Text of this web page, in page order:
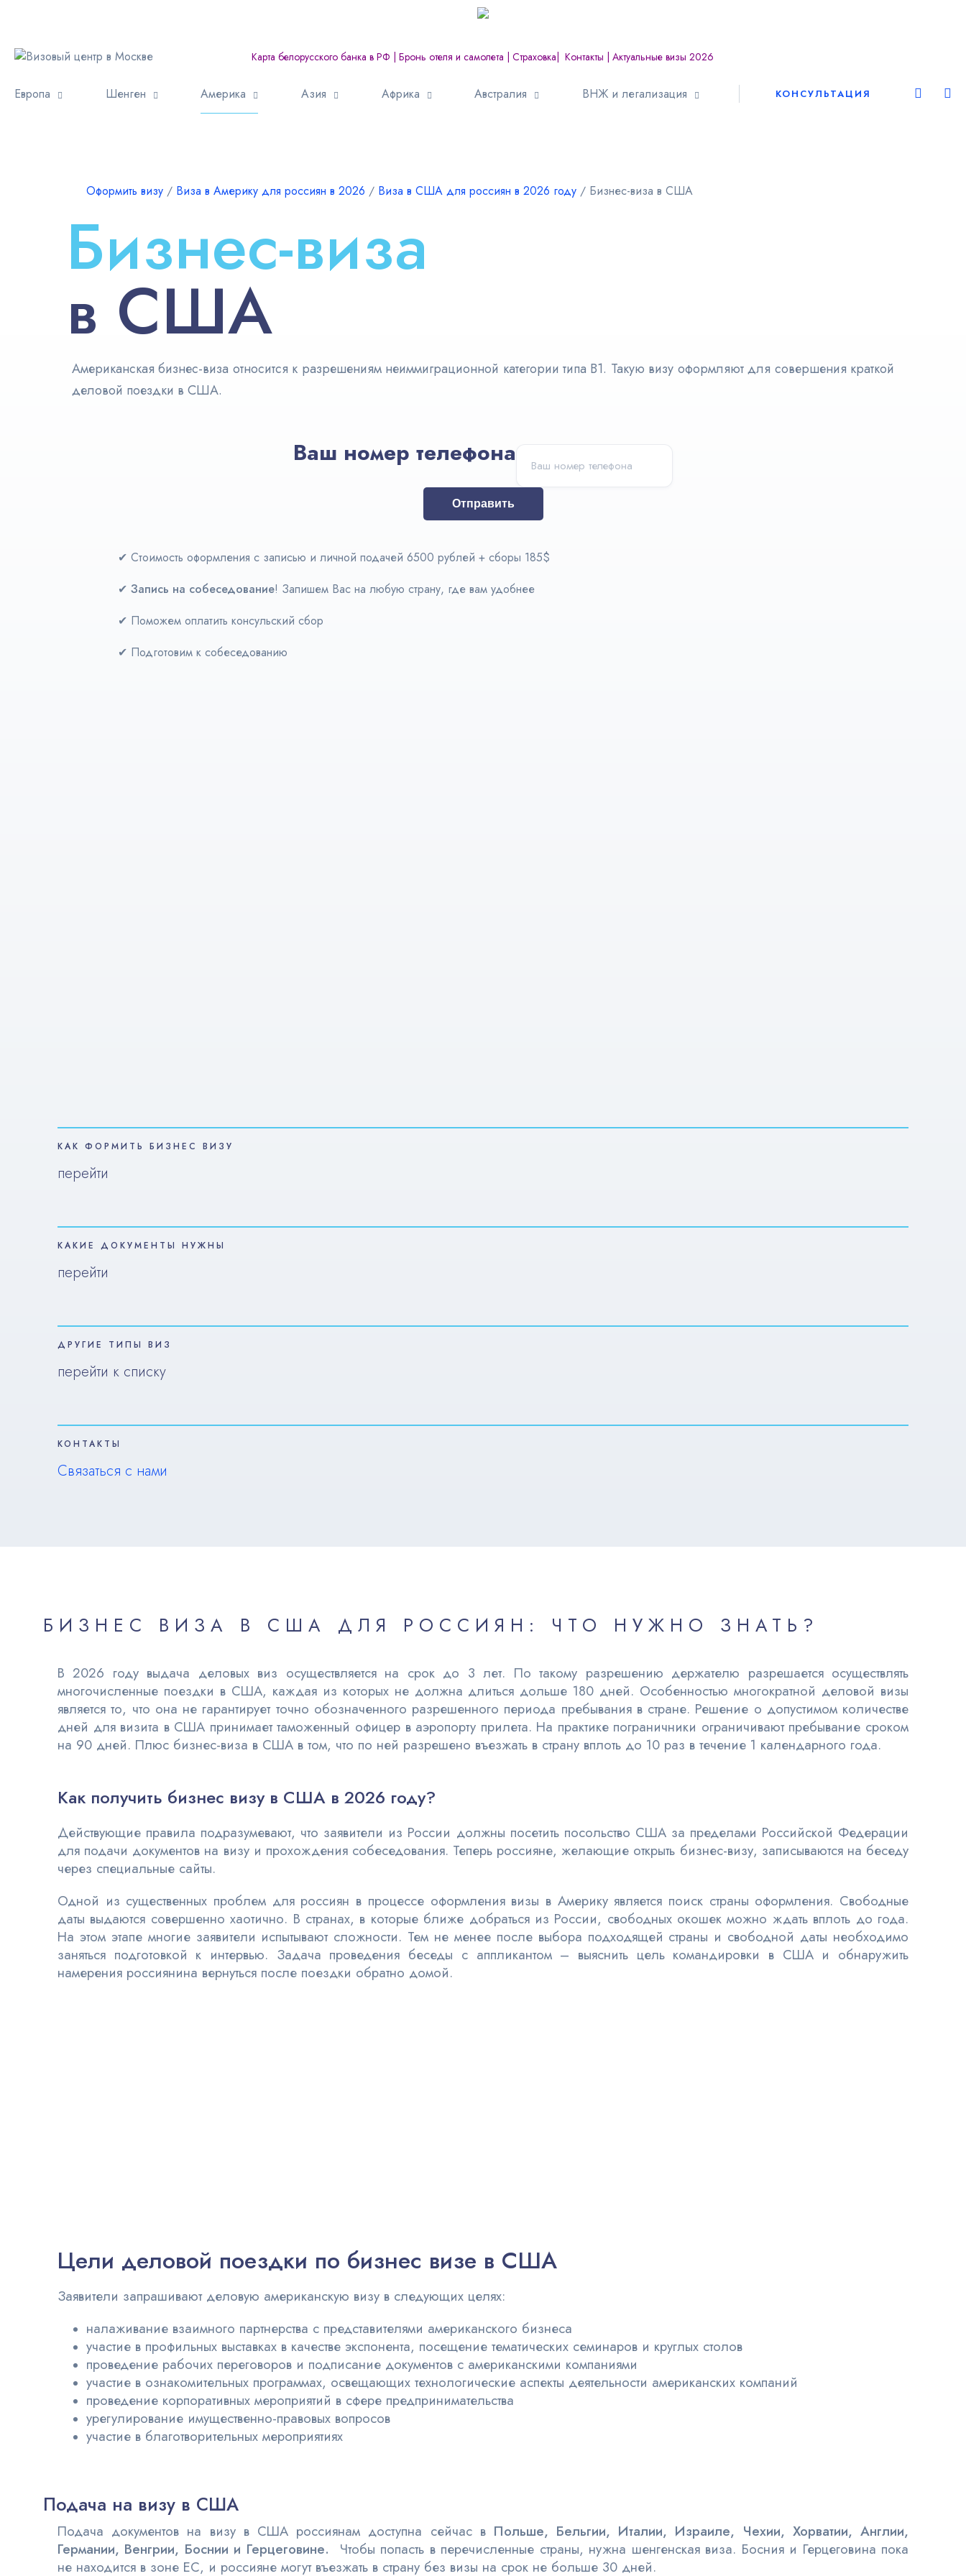
Карта белорусского банка в РФ Бронь отеля и самолета Страховка Контакты Актуальные визы 2026
Европа Шенген Америка Азия Африка Австралия ВНЖ и легализация КОНСУЛЬТАЦИЯ
Оформить визу ∕ Виза в Америку для россиян в 2026 ∕ Виза в США для россиян в 2026 году ∕ Бизнес-виза в США
Бизнес-виза
в США
Американская бизнес-виза относится к разрешениям неиммиграционной категории типа В1. Такую визу оформляют для совершения краткой
деловой поездки в США.
Ваш номер телефона
Отправить
✔ Стоимость оформления с записью и личной подачей 6500 рублей + сборы 185$
✔ Запись на собеседование! Запишем Вас на любую страну, где вам удобнее
✔ Поможем оплатить консульский сбор
✔ Подготовим к собеседованию
КАК ФОРМИТЬ БИЗНЕС ВИЗУ
перейти
КАКИЕ ДОКУМЕНТЫ НУЖНЫ
перейти
ДРУГИЕ ТИПЫ ВИЗ
перейти к списку
КОНТАКТЫ
Связаться с нами
БИЗНЕС ВИЗА В США ДЛЯ РОССИЯН: ЧТО НУЖНО ЗНАТЬ?
В 2026 году выдача деловых виз осуществляется на срок до 3 лет. По такому разрешению держателю разрешается осуществлять
многочисленные поездки в США, каждая из которых не должна длиться дольше 180 дней. Особенностью многократной деловой визы
является то, что она не гарантирует точно обозначенного разрешенного периода пребывания в стране. Решение о допустимом количестве
дней для визита в США принимает таможенный офицер в аэропорту прилета. На практике пограничники ограничивают пребывание сроком
на 90 дней. Плюс бизнес-виза в США в том, что по ней разрешено въезжать в страну вплоть до 10 раз в течение 1 календарного года.
Как получить бизнес визу в США в 2026 году?
Действующие правила подразумевают, что заявители из России должны посетить посольство США за пределами Российской Федерации
для подачи документов на визу и прохождения собеседования. Теперь россияне, желающие открыть бизнес-визу, записываются на беседу
через специальные сайты.
Одной из существенных проблем для россиян в процессе оформления визы в Америку является поиск страны оформления. Свободные
даты выдаются совершенно хаотично. В странах, в которые ближе добраться из России, свободных окошек можно ждать вплоть до года.
На этом этапе многие заявители испытывают сложности. Тем не менее после выбора подходящей страны и свободной даты необходимо
заняться подготовкой к интервью. Задача проведения беседы с аппликантом – выяснить цель командировки в США и обнаружить
намерения россиянина вернуться после поездки обратно домой.
Цели деловой поездки по бизнес визе в США
Заявители запрашивают деловую американскую визу в следующих целях:
налаживание взаимного партнерства с представителями американского бизнеса
участие в профильных выставках в качестве экспонента, посещение тематических семинаров и круглых столов
проведение рабочих переговоров и подписание документов с американскими компаниями
участие в ознакомительных программах, освещающих технологические аспекты деятельности американских компаний
проведение корпоративных мероприятий в сфере предпринимательства
урегулирование имущественно-правовых вопросов
участие в благотворительных мероприятиях
Подача на визу в США
Подача документов на визу в США россиянам доступна сейчас в Польше, Бельгии, Италии, Израиле, Чехии, Хорватии, Англии,
Германии, Венгрии, Боснии и Герцеговине. Чтобы попасть в перечисленные страны, нужна шенгенская виза. Босния и Герцеговина пока
не находится в зоне ЕС, и россияне могут въезжать в страну без визы на срок не больше 30 дней.